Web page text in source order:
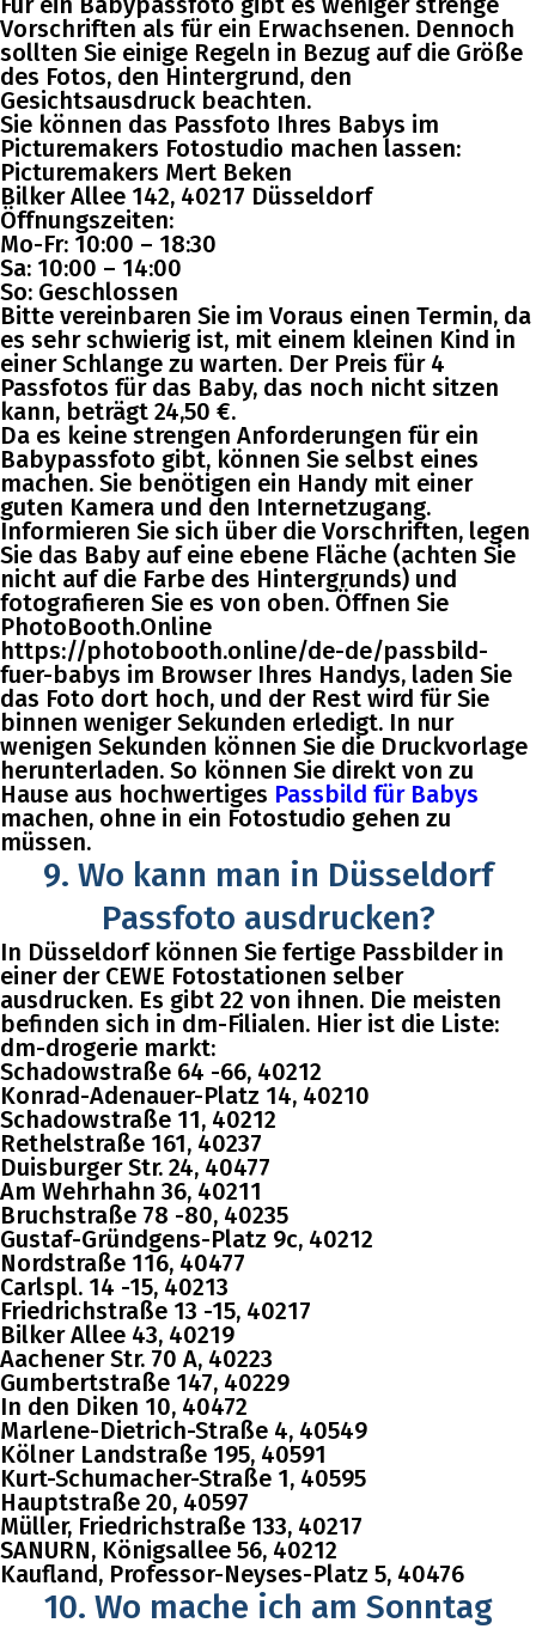
Vorschriften als für ein Erwachsenen. Dennoch
sollten Sie einige Regeln in Bezug auf die Größe
des Fotos, den Hintergrund, den
Gesichtsausdruck beachten.
Sie können das Passfoto Ihres Babys im
Picturemakers Fotostudio machen lassen:
Picturemakers Mert Beken
Bilker Allee 142, 40217 Düsseldorf
Öffnungszeiten:
Mo-Fr: 10:00 – 18:30
Sa: 10:00 – 14:00
So: Geschlossen
Bitte vereinbaren Sie im Voraus einen Termin, da
es sehr schwierig ist, mit einem kleinen Kind in
einer Schlange zu warten. Der Preis für 4
Passfotos für das Baby, das noch nicht sitzen
kann, beträgt 24,50 €.
Da es keine strengen Anforderungen für ein
Babypassfoto gibt, können Sie selbst eines
machen. Sie benötigen ein Handy mit einer
guten Kamera und den Internetzugang.
Informieren Sie sich über die Vorschriften, legen
Sie das Baby auf eine ebene Fläche (achten Sie
nicht auf die Farbe des Hintergrunds) und
fotografieren Sie es von oben. Öffnen Sie
PhotoBooth.Online
https://photobooth.online/de-de/passbild-
fuer-babys im Browser Ihres Handys, laden Sie
das Foto dort hoch, und der Rest wird für Sie
binnen weniger Sekunden erledigt. In nur
wenigen Sekunden können Sie die Druckvorlage
herunterladen. So können Sie direkt von zu
Hause aus hochwertiges Passbild für Babys
machen, ohne in ein Fotostudio gehen zu
müssen.
9. Wo kann man in Düsseldorf
Passfoto ausdrucken?
In Düsseldorf können Sie fertige Passbilder in
einer der CEWE Fotostationen selber
ausdrucken. Es gibt 22 von ihnen. Die meisten
befinden sich in dm-Filialen. Hier ist die Liste:
dm-drogerie markt:
Schadowstraße 64 -66, 40212
Konrad-Adenauer-Platz 14, 40210
Schadowstraße 11, 40212
Rethelstraße 161, 40237
Duisburger Str. 24, 40477
Am Wehrhahn 36, 40211
Bruchstraße 78 -80, 40235
Gustaf-Gründgens-Platz 9c, 40212
Nordstraße 116, 40477
Carlspl. 14 -15, 40213
Friedrichstraße 13 -15, 40217
Bilker Allee 43, 40219
Aachener Str. 70 A, 40223
Gumbertstraße 147, 40229
In den Diken 10, 40472
Marlene-Dietrich-Straße 4, 40549
Kölner Landstraße 195, 40591
Kurt-Schumacher-Straße 1, 40595
Hauptstraße 20, 40597
Müller, Friedrichstraße 133, 40217
SANURN, Königsallee 56, 40212
Kaufland, Professor-Neyses-Platz 5, 40476
10. Wo mache ich am Sonntag